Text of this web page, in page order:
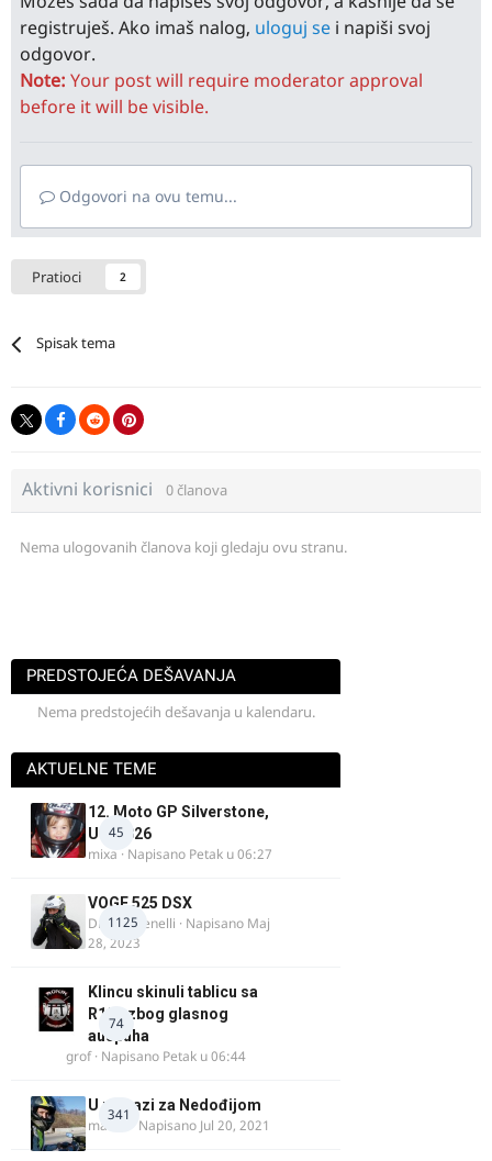
registruješ. Ako imaš nalog, uloguj se i napiši svoj
odgovor.
Note: Your post will require moderator approval
before it will be visible.
Odgovori na ovu temu...
Pratioci 2
Spisak tema
Aktivni korisnici 0 članova
Nema ulogovanih članova koji gledaju ovu stranu.
PREDSTOJEĆA DEŠAVANJA
Nema predstojećih dešavanja u kalendaru.
AKTUELNE TEME
45
12. Moto GP Silverstone,
UK, 2026
mixa · Napisano Petak u 06:27
1125
VOGE 525 DSX
DraganBenelli · Napisano Maj
28, 2023
74
Klincu skinuli tablicu sa
R125 zbog glasnog
auspuha
grof· Napisano Petak u 06:44
341
U potrazi za Nedođijom
makikt · Napisano Jul 20, 2021